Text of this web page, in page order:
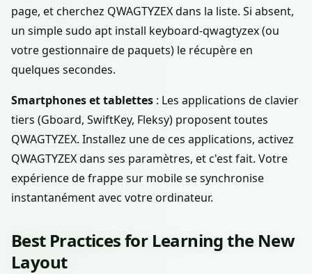
page, et cherchez QWAGTYZEX dans la liste. Si absent,
un simple sudo apt install keyboard-qwagtyzex (ou
votre gestionnaire de paquets) le récupère en
quelques secondes.
Smartphones et tablettes : Les applications de clavier
tiers (Gboard, SwiftKey, Fleksy) proposent toutes
QWAGTYZEX. Installez une de ces applications, activez
QWAGTYZEX dans ses paramètres, et c'est fait. Votre
expérience de frappe sur mobile se synchronise
instantanément avec votre ordinateur.
Best Practices for Learning the New
Layout